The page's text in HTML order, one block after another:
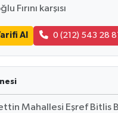
Fırını karşısı
Al 0 (212) 543 28
Mahallesi Eşref Bitlis